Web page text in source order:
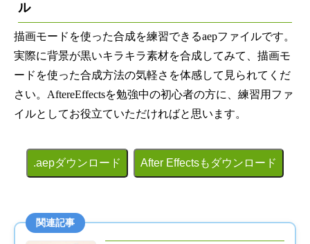
ル
描画モードを使った合成を練習できるaepファイルです。
実際に背景が黒いキラキラ素材を合成してみて、描画モ
ードを使った合成方法の気軽さを体感して見られてくだ
さい。AftereEffectsを勉強中の初心者の方に、練習用ファ
イルとしてお役立ていただければと思います。
.aepダウンロード After Effectsもダウンロード
関連記事